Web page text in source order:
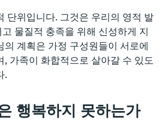
단위입니다. 그것은 우리의 영적 발
물질적 충족을 위해 신성하게 지
의 계획은 가정 구성원들이 서로에
, 가족이 화합적으로 살아갈 수 있도
.
행복하지 못하는가